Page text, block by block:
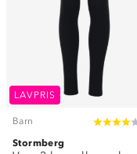
LAVPRIS
Barn
Stormberg